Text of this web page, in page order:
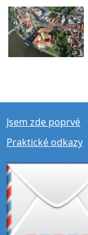
Jsem zde poprvé
Praktické odkazy